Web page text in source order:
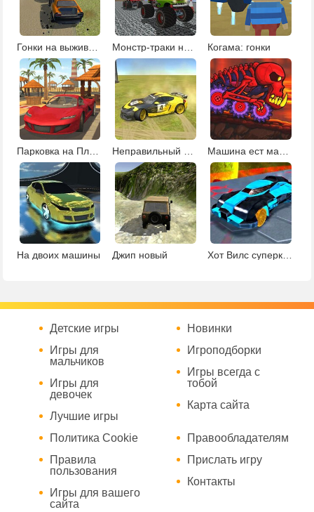
Гонки на выживание Когама: гонки
Парковка на Пляже
На двоих машины Джип новый Хот Вилс суперкары
Детские игры
Игры для
мальчиков
Игры для
девочек
Лучшие игры
Новинки
Игроподборки
Игры всегда с
тобой
Карта сайта
Политика Cookie
Правила
пользования
Игры для вашего
сайта
Правообладателям
Прислать игру
Контакты